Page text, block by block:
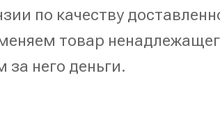
по качеству
товар
за него деньги.